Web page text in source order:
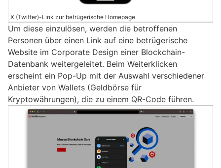
X (Twitter)-Link zur betrügerische Homepage
Um diese einzulösen, werden die betroffenen
Personen über einen Link auf eine betrügerische
Website im Corporate Design einer Blockchain-
Datenbank weitergeleitet. Beim Weiterklicken
erscheint ein Pop-Up mit der Auswahl verschiedener
Anbieter von Wallets (Geldbörse für
Kryptowährungen), die zu einem QR-Code führen.